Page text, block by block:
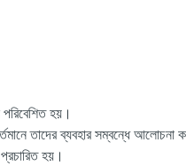
হয়।
তাদের ব্যবহার সম্বন্ধে আলোচনা
হয়।